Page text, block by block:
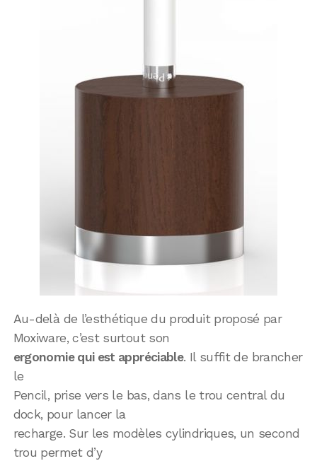
Au-delà de l’esthétique du produit proposé par
Moxiware, c’est surtout son
ergonomie qui est appréciable. Il suffit de brancher
le
Pencil, prise vers le bas, dans le trou central du
dock, pour lancer la
recharge. Sur les modèles cylindriques, un second
trou permet d’y